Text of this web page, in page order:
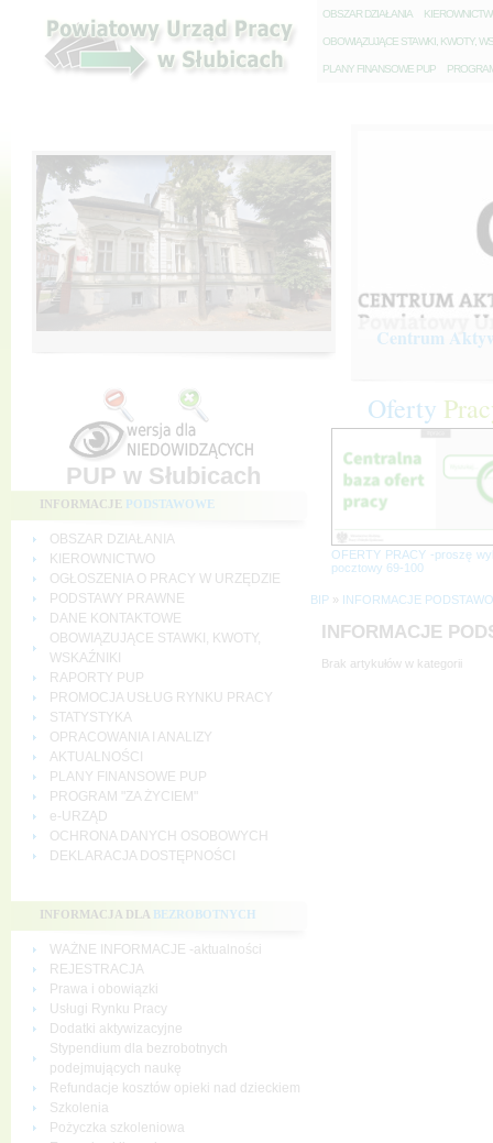
OBSZAR DZIAŁANIA K
OBOWIĄZUJĄCE STAWKI, KWOTY,
PLANY FINANSOWE PUP P
Centrum
PUP w Słubicach
INFORMACJE PODSTAWOWE
OBSZAR DZIAŁANIA
KIEROWNICTWO
OGŁOSZENIA O PRACY W URZĘDZIE
PODSTAWY PRAWNE
DANE KONTAKTOWE
OBOWIĄZUJĄCE STAWKI, KWOTY,
WSKAŹNIKI
RAPORTY PUP
PROMOCJA USŁUG RYNKU PRACY
STATYSTYKA
OPRACOWANIA I ANALIZY
AKTUALNOŚCI
PLANY FINANSOWE PUP
PROGRAM "ZA ŻYCIEM"
e-URZĄD
OCHRONA DANYCH OSOBOWYCH
DEKLARACJA DOSTĘPNOŚCI
INFORMACJA DLA BEZROBOTNYCH
WAŻNE INFORMACJE -aktualności
REJESTRACJA
Prawa i obowiązki
Usługi Rynku Pracy
Dodatki aktywizacyjne
Stypendium dla bezrobotnych
podejmujących naukę
Refundacje kosztów opieki nad dzieckiem
Szkolenia
Pożyczka szkoleniowa
Oferty
OFERTY PRACY -proszę
pocztowy 69-100
BIP » INFORMACJE
INFORMACJE
Brak artykułów w kategorii